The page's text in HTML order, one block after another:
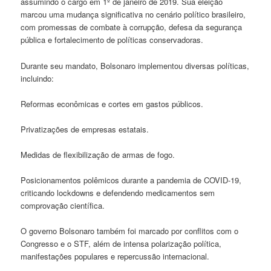
marcou uma mudança significativa no cenário político brasileiro,
com promessas de combate à corrupção, defesa da segurança
pública e fortalecimento de políticas conservadoras.
Durante seu mandato, Bolsonaro implementou diversas políticas,
incluindo:
Reformas econômicas e cortes em gastos públicos.
Privatizações de empresas estatais.
Medidas de flexibilização de armas de fogo.
Posicionamentos polêmicos durante a pandemia de COVID-19,
criticando lockdowns e defendendo medicamentos sem
comprovação científica.
O governo Bolsonaro também foi marcado por conflitos com o
Congresso e o STF, além de intensa polarização política,
manifestações populares e repercussão internacional.